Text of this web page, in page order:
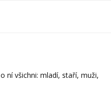
ní všichni: mladí, staří, muži,